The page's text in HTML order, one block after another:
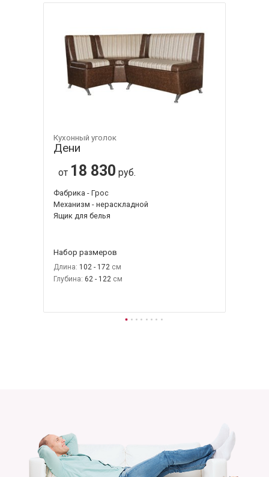
Кухонный уголок
Дени
от 18 830 руб.
Фабрика - Грос
Механизм - нераскладной
Ящик для белья
Набор размеров
Длина: 102 - 172
Глубина: 62 - 122